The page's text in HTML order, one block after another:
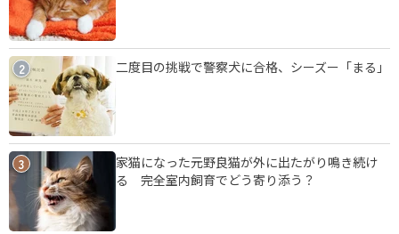
2 二度目の挑戦で警察犬に合格、シーズー「まる」
3
家猫になった元野良猫が外に出たがり鳴き続け
る 完全室内飼育でどう寄り添う？